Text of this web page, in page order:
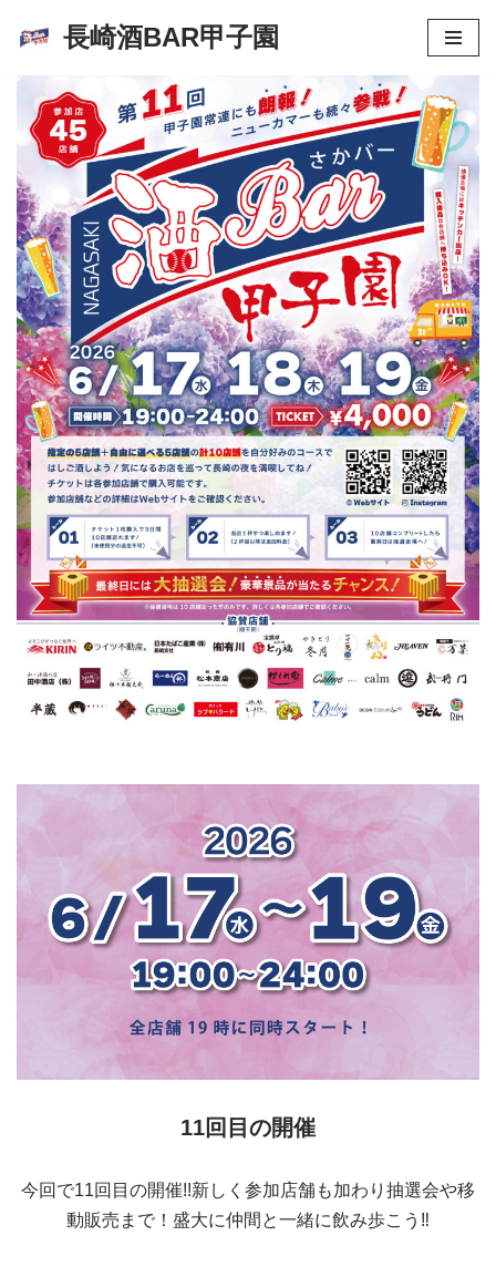
テ
ツ
へ
ス
キ
ッ
プ
長崎酒BAR甲子園
11回目の開催
今回で11回目の開催!!新しく参加店舗も加わり抽選会や移
動販売まで！盛大に仲間と一緒に飲み歩こう‼